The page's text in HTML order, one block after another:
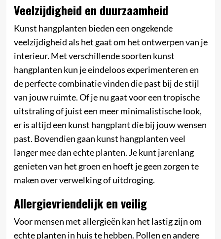
Veelzijdigheid en duurzaamheid
Kunst hangplanten bieden een ongekende
veelzijdigheid als het gaat om het ontwerpen van je
interieur. Met verschillende soorten kunst
hangplanten kun je eindeloos experimenteren en
de perfecte combinatie vinden die past bij de stijl
van jouw ruimte. Of je nu gaat voor een tropische
uitstraling of juist een meer minimalistische look,
er is altijd een kunst hangplant die bij jouw wensen
past. Bovendien gaan kunst hangplanten veel
langer mee dan echte planten. Je kunt jarenlang
genieten van het groen en hoeft je geen zorgen te
maken over verwelking of uitdroging.
Allergievriendelijk en veilig
Voor mensen met allergieën kan het lastig zijn om
echte planten in huis te hebben. Pollen en andere